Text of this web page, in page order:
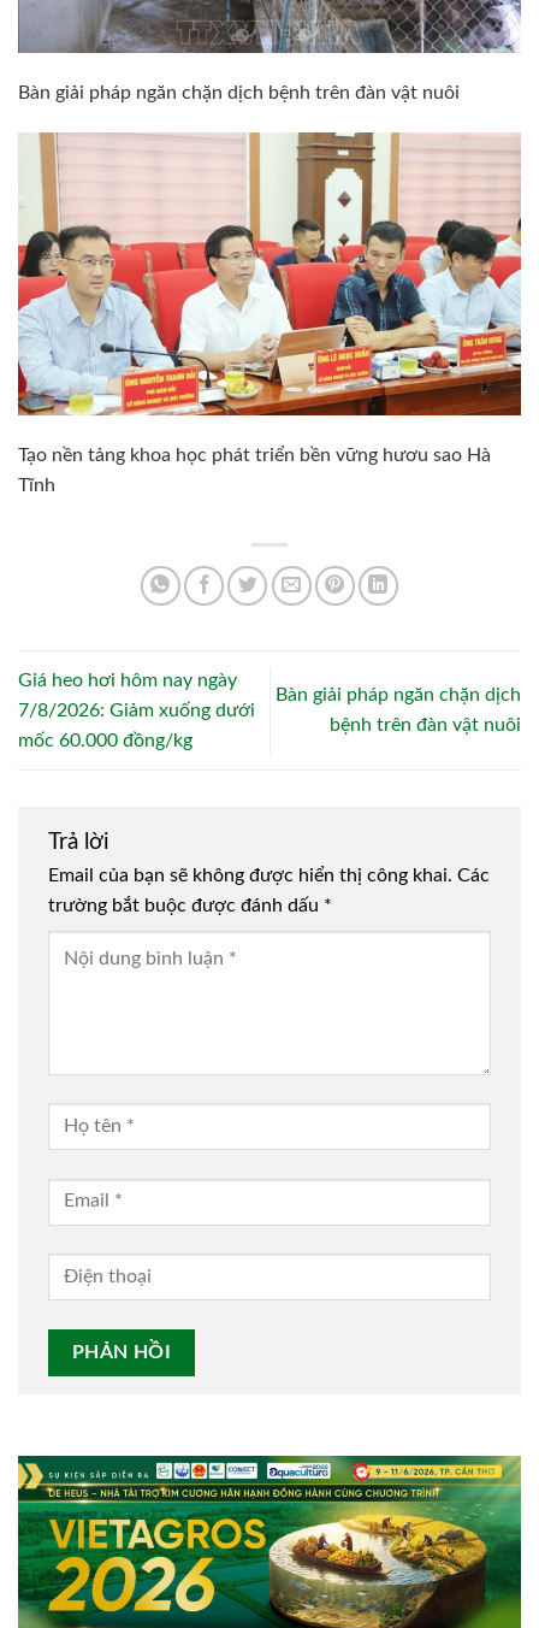
Bàn giải pháp ngăn chặn dịch bệnh trên đàn vật nuôi
Tạo nền tảng khoa học phát triển bền vững hươu sao Hà
Tĩnh
Giá heo hơi hôm nay ngày
7/8/2026: Giảm xuống dưới
mốc 60.000 đồng/kg
Bàn giải pháp ngăn chặn dịch
bệnh trên đàn vật nuôi
Trả lời
Email của bạn sẽ không được hiển thị công khai. Các
trường bắt buộc được đánh dấu *